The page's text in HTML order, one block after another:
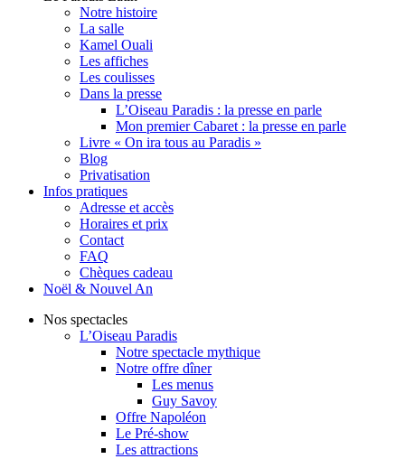
Notre histoire
La salle
Kamel Ouali
Les affiches
Les coulisses
Dans la presse
L’Oiseau Paradis : la presse en parle
Mon premier Cabaret : la presse en parle
Livre « On ira tous au Paradis »
Blog
Privatisation
Infos pratiques
Adresse et accès
Horaires et prix
Contact
FAQ
Chèques cadeau
Noël & Nouvel An
Nos spectacles
L’Oiseau Paradis
Notre spectacle mythique
Notre offre dîner
Les menus
Guy Savoy
Offre Napoléon
Le Pré-show
Les attractions